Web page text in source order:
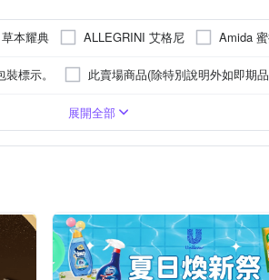
本耀典 ALLEGRINI 艾格尼 Amida
Dove 多芬 Davines 達芬尼斯
KLORANE 蔻蘿蘭 KYOGOKU 卡雅仕
資生堂 Schwarzkopf 施華蔻
WELLA 威娜 其他品牌 哥德式 寶
標示。 此賣場商品(除特別說明外如即期
依包裝所示
示 依實際出貨商品為主。 開封後六個
標示 如附表 20230808/20260808
效期限，請詳見產品包裝標示。 4年(實際
凝露 幕斯
髮香
油性髮質
刷具組 其他美容小物
展開全部